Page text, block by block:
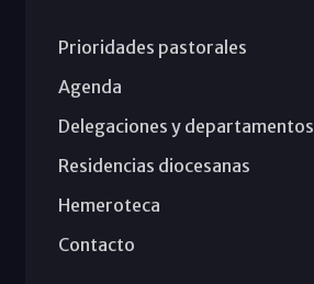
Prioridades pastorales
Agenda
Delegaciones y departamentos
Residencias diocesanas
Hemeroteca
Contacto